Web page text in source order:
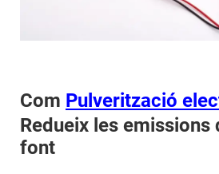
Com Pulverització
Redueix les emissions
font